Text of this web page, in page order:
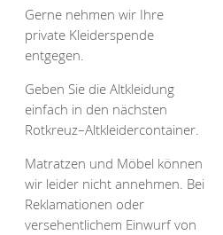
Gerne nehmen wir Ihre
private Kleiderspende
entgegen.
Geben Sie die Altkleidung
einfach in den nächsten
Rotkreuz–Altkleidercontainer.
Matratzen und Möbel können
wir leider nicht annehmen. Bei
Reklamationen oder
versehentlichem Einwurf von